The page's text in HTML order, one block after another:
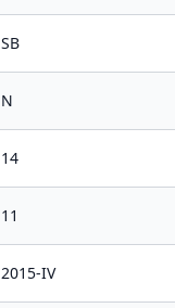
SB
N
14
11
2015-IV